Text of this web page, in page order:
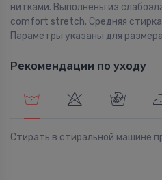
нитками. Выполнены из
comfort stretch. Средняя
Параметры указаны для
Рекомендации по уходу
Стирать в стиральной машине